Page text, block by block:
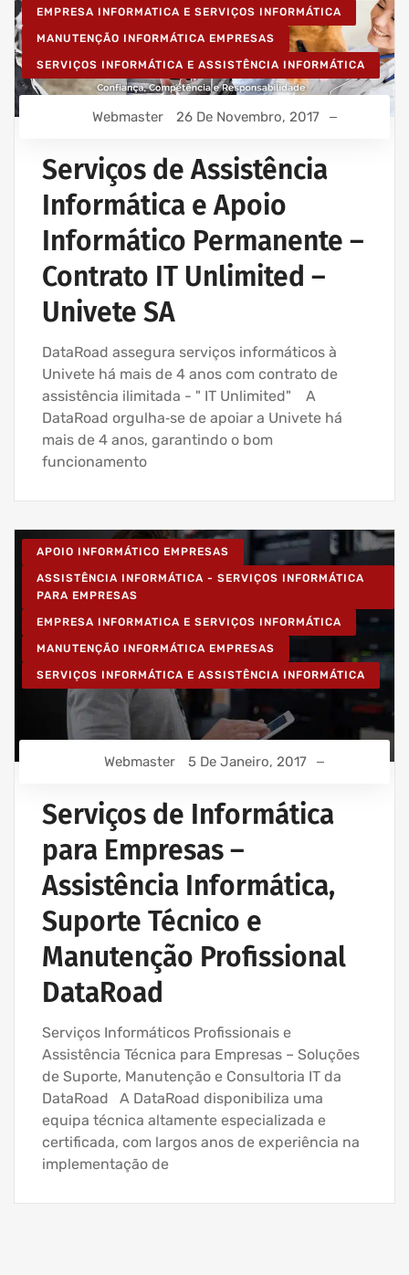
EMPRESA INFORMATICA E SERVIÇOS INFORMÁTICA
MANUTENÇÃO INFORMÁTICA EMPRESAS
SERVIÇOS INFORMÁTICA E ASSISTÊNCIA INFORMÁTICA
Webmaster 26 De Novembro, 2017
Serviços de Assistência
Informática e Apoio
Informático Permanente –
Contrato IT Unlimited –
Univete SA
DataRoad assegura serviços informáticos à
Univete há mais de 4 anos com contrato de
assistência ilimitada - " IT Unlimited" A
DataRoad orgulha‑se de apoiar a Univete há
mais de 4 anos, garantindo o bom
funcionamento
APOIO INFORMÁTICO EMPRESAS
ASSISTÊNCIA INFORMÁTICA - SERVIÇOS INFORMÁTICA
PARA EMPRESAS
EMPRESA INFORMATICA E SERVIÇOS INFORMÁTICA
MANUTENÇÃO INFORMÁTICA EMPRESAS
SERVIÇOS INFORMÁTICA E ASSISTÊNCIA INFORMÁTICA
Webmaster 5 De Janeiro, 2017
Serviços de Informática
para Empresas –
Assistência Informática,
Suporte Técnico e
Manutenção Profissional
DataRoad
Serviços Informáticos Profissionais e
Assistência Técnica para Empresas – Soluções
de Suporte, Manutenção e Consultoria IT da
DataRoad A DataRoad disponibiliza uma
equipa técnica altamente especializada e
certificada, com largos anos de experiência na
implementação de